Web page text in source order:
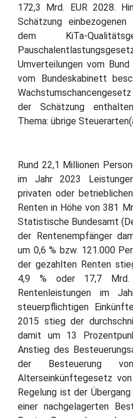
172,3 Mrd. EUR 2028.
Schätzung
dem KiTa-
Umverteilungen vom
vom Bundeskabinett
der Schätzung
Thema: übrige
Rund 22,1 Millionen
im Jahr 2023
privaten oder
Renten in Höhe von 381
Statistische Bundesamt
der Rentenempfänger
um 0,6 % bzw. 121.000
der gezahlten Renten
4,9 % oder 17,7
Rentenleistungen im
steuerpflichtigen
2015 stieg der
damit um 13
Anstieg des
der Besteuerung
Alterseinkünftegesetz
Regelung ist der
einer nachgelagerten